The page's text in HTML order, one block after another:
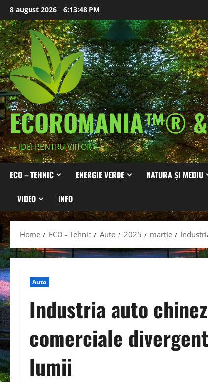
Skip
to
content
8 august 2026 6:13:50 PM
ECOROMANIA™®
-= IDEI PENTRU VIITOR =-
ECO – TEHNIC ENERGIE VERDE NATURA ȘI MEDIU
VIDEO INFO
Home ECO - Tehnic Auto 2025 martie
Auto
Industria auto
comerciale
lumii